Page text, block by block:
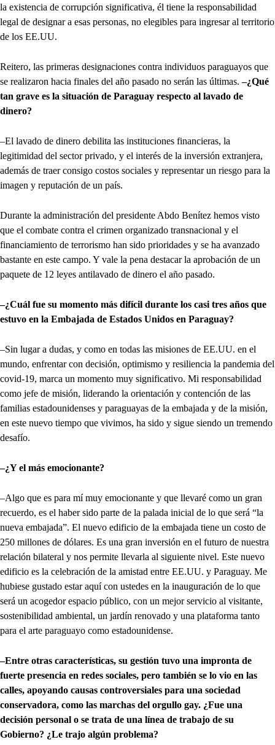
la existencia de corrupción significativa, él tiene la responsabilidad
legal de designar a esas personas, no elegibles para ingresar al territorio
de los EE.UU.
Reitero, las primeras designaciones contra individuos paraguayos que
se realizaron hacia finales del año pasado no serán las últimas.–¿Qué
tan grave es la situación de Paraguay respecto al lavado de
dinero?
–El lavado de dinero debilita las instituciones financieras, la
legitimidad del sector privado, y el interés de la inversión extranjera,
además de traer consigo costos sociales y representar un riesgo para la
imagen y reputación de un país.
Durante la administración del presidente Abdo Benítez hemos visto
que el combate contra el crimen organizado transnacional y el
financiamiento de terrorismo han sido prioridades y se ha avanzado
bastante en este campo. Y vale la pena destacar la aprobación de un
paquete de 12 leyes antilavado de dinero el año pasado.
–¿Cuál fue su momento más difícil durante los casi tres años que
estuvo en la Embajada de Estados Unidos en Paraguay?
–Sin lugar a dudas, y como en todas las misiones de EE.UU. en el
mundo, enfrentar con decisión, optimismo y resiliencia la pandemia del
covid-19, marca un momento muy significativo. Mi responsabilidad
como jefe de misión, liderando la orientación y contención de las
familias estadounidenses y paraguayas de la embajada y de la misión,
en este nuevo tiempo que vivimos, ha sido y sigue siendo un tremendo
desafío.
–¿Y el más emocionante?
–Algo que es para mí muy emocionante y que llevaré como un gran
recuerdo, es el haber sido parte de la palada inicial de lo que será “la
nueva embajada”. El nuevo edificio de la embajada tiene un costo de
250 millones de dólares. Es una gran inversión en el futuro de nuestra
relación bilateral y nos permite llevarla al siguiente nivel. Este nuevo
edificio es la celebración de la amistad entre EE.UU. y Paraguay. Me
hubiese gustado estar aquí con ustedes en la inauguración de lo que
será un acogedor espacio público, con un mejor servicio al visitante,
sostenibilidad ambiental, un jardín renovado y una plataforma tanto
para el arte paraguayo como estadounidense.
–Entre otras características, su gestión tuvo una impronta de
fuerte presencia en redes sociales, pero también se lo vio en las
calles, apoyando causas controversiales para una sociedad
conservadora, como las marchas del orgullo gay. ¿Fue una
decisión personal o se trata de una línea de trabajo de su
Gobierno? ¿Le trajo algún problema?